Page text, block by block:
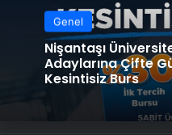
Genel
Nişantaşı
Adaylarına Çifte
Kesintisiz Burs